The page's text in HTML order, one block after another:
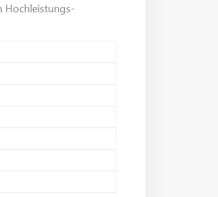
Hochleistungs-